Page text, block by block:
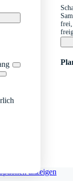
anzeigen